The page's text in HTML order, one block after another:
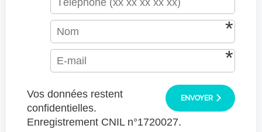
ENVOYER
Vos données restent
confidentielles.
Enregistrement CNIL n°1720027.